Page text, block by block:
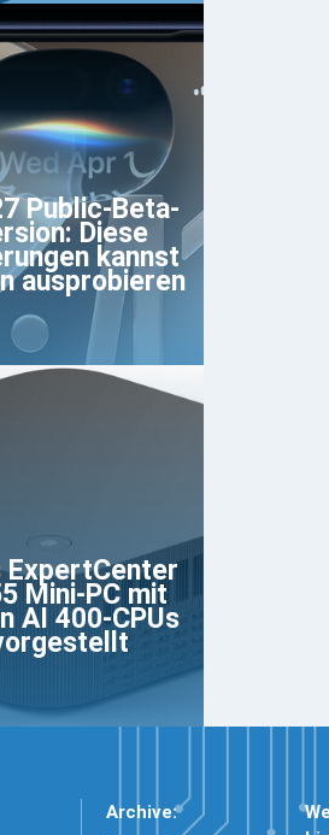
Public-Beta-
Diese
kannst
ausprobieren
ExpertCenter
Mini-PC mit
AI 400-CPUs
Archive: